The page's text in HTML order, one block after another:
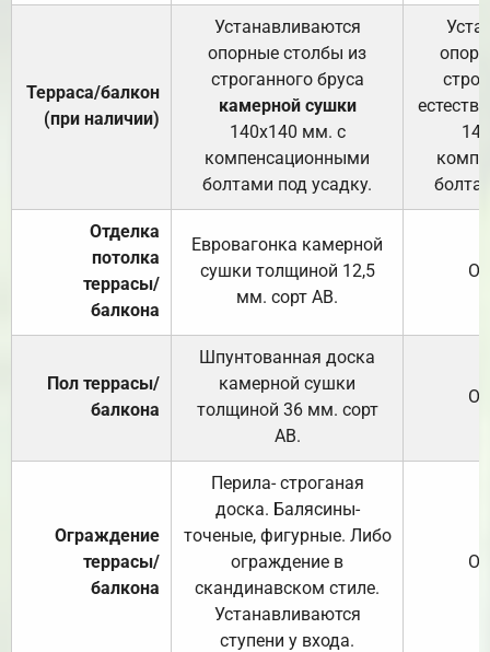
Терраса/балкон
(при наличии)
Устанавливаются
опорные столбы из
строганного бруса
камерной сушки
140х140 мм. с
компенсационными
болтами под усадку.
Отделка
потолка
террасы/
балкона
Евровагонка камерной
сушки толщиной 12,5
мм. сорт АВ.
Пол террасы/
балкона
Шпунтованная доска
камерной сушки
толщиной 36 мм. сорт
АВ.
Ограждение
террасы/
балкона
Перила- строганая
доска. Балясины-
точеные, фигурные. Либо
ограждение в
скандинавском стиле.
Устанавливаются
ступени у входа.